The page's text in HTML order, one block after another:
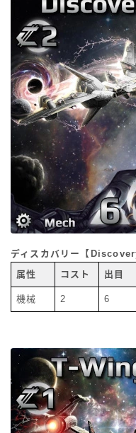
ディスカバリー【
属性
コスト 出目
機械 2 6